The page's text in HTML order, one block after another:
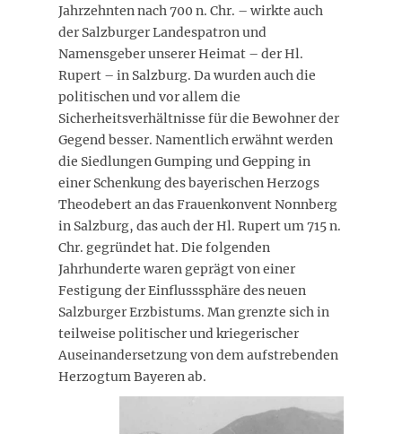
Jahrzehnten nach 700 n. Chr. – wirkte auch
der Salzburger Landespatron und
Namensgeber unserer Heimat – der Hl.
Rupert – in Salzburg. Da wurden auch die
politischen und vor allem die
Sicherheitsverhältnisse für die Bewohner der
Gegend besser. Namentlich erwähnt werden
die Siedlungen Gumping und Gepping in
einer Schenkung des bayerischen Herzogs
Theodebert an das Frauenkonvent Nonnberg
in Salzburg, das auch der Hl. Rupert um 715 n.
Chr. gegründet hat. Die folgenden
Jahrhunderte waren geprägt von einer
Festigung der Einflusssphäre des neuen
Salzburger Erzbistums. Man grenzte sich in
teilweise politischer und kriegerischer
Auseinandersetzung von dem aufstrebenden
Herzogtum Bayeren ab.